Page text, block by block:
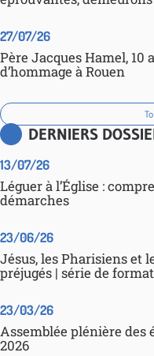
27/07/26
Père Jacques Hamel, 10
d’hommage à Rouen
DERNIERS
13/07/26
Léguer à l’Église :
démarches
23/06/26
Jésus, les Pharisiens et
préjugés | série de
23/03/26
Assemblée plénière des
2026